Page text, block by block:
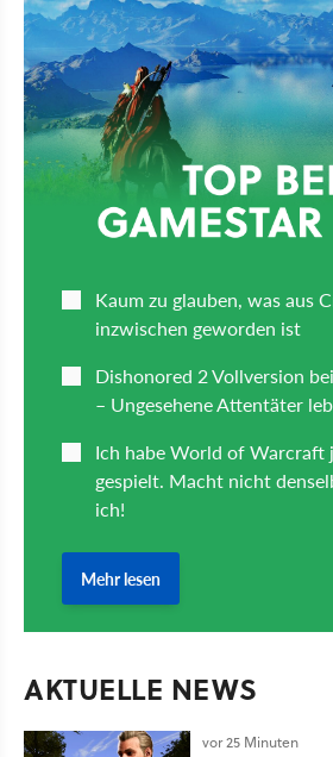
AKTUELLE NEWS
vor 25 Minuten